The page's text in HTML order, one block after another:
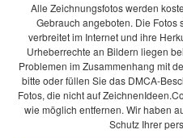
Alle Zeichnungsfotos werden
Gebrauch angeboten. Die Fotos
verbreitet im Internet und ihre
Urheberrechte an Bildern liegen
Problemen im Zusammenhang mit
bitte oder füllen Sie das DMCA-
Fotos, die nicht auf
wie möglich entfernen. Wir haben
Schutz Ihrer